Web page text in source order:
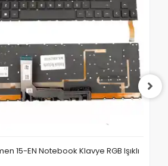
15-EN Notebook Klavye RGB Işıklı